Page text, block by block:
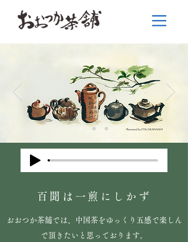
百聞は一煎にしかず
おおつか茶舗では、中国茶をゆっくり五感で楽しん
で頂きたいと思っております。